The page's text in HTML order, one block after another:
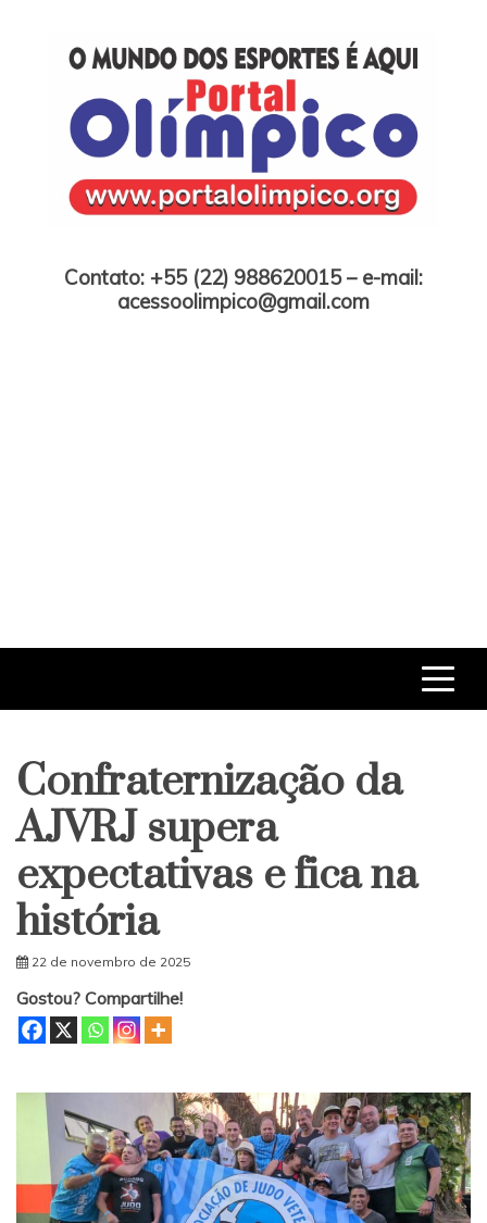
Contato: +55 (22) 988620015 – e-mail:
acessoolimpico@gmail.com
Confraternização da
AJVRJ supera
expectativas e fica na
história
22 de novembro de 2025
Gostou? Compartilhe!